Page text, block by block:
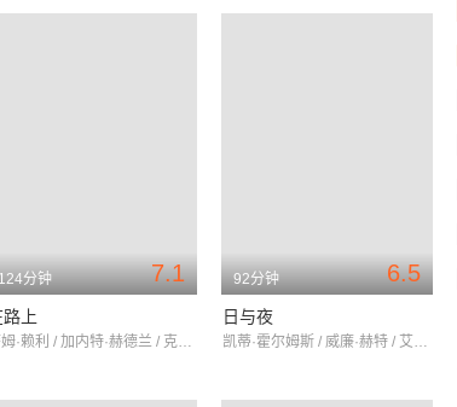
7.1
124分钟
路上
萨姆·赖利 / 加内特·赫德兰 / 克里斯汀·斯图尔特
6.5
92分钟
日与夜
凯蒂·霍尔姆斯 / 威廉·赫特 / 艾莉森·詹尼